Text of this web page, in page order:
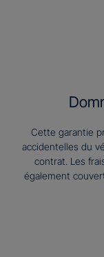
Cette garantie
accidentelles du
contrat. Les
également